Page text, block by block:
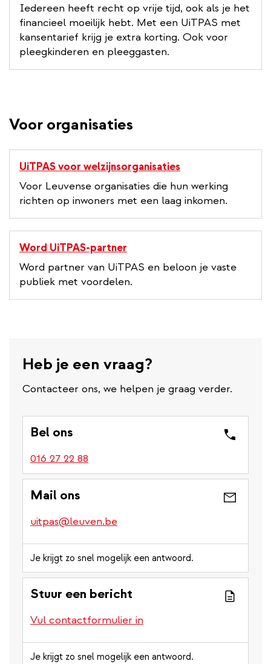
Iedereen heeft recht op vrije tijd, ook als je het
financieel moeilijk hebt. Met een UiTPAS met
kansentarief krijg je extra korting. Ook voor
pleegkinderen en pleeggasten.
Voor organisaties
UiTPAS voor welzijnsorganisaties
Voor Leuvense organisaties die hun werking
richten op inwoners met een laag inkomen.
Word UiTPAS-partner
Word partner van UiTPAS en beloon je vaste
publiek met voordelen.
Heb je een vraag?
Contacteer ons, we helpen je graag verder.
Bel ons
016 27 22 88
Mail ons
uitpas@leuven.be
Je krijgt zo snel mogelijk een antwoord.
Stuur een bericht
Vul contactformulier in
Je krijgt zo snel mogelijk een antwoord.